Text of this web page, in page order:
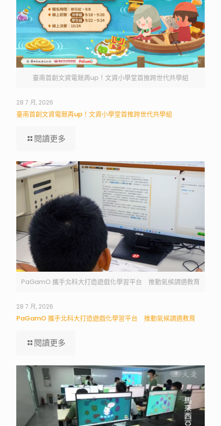
臺南首創文資電競再up！文資小學堂首推跨世代共學組
28 7 月, 2026
臺南首創文資電競再up！文資小學堂首推跨世代共學組
閱讀更多
PaGamO 攜手北科大打造遊戲化學習平台 推動氣候調適教育
28 7 月, 2026
PaGamO 攜手北科大打造遊戲化學習平台 推動氣候調適教育
閱讀更多